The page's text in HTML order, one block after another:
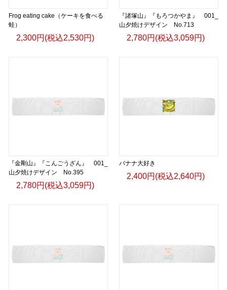
Frog eating cake（ケーキを食べる
蛙）
2,300円(税込2,530円)
『諸塚山』『もろつかやま』 001_
山夕焼けデザイン No.713
2,780円(税込3,059円)
『金剛山』『こんごうざん』 001_
山夕焼けデザイン No.395
2,780円(税込3,059円)
バナナ大好き
2,400円(税込2,640円)